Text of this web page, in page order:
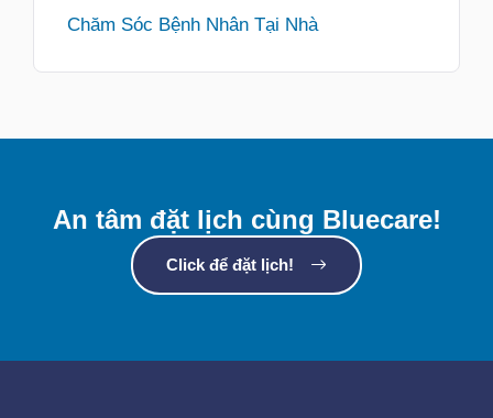
Chăm Sóc Bệnh Nhân Tại Nhà
An tâm đặt lịch cùng Bluecare!
Click để đặt lịch!